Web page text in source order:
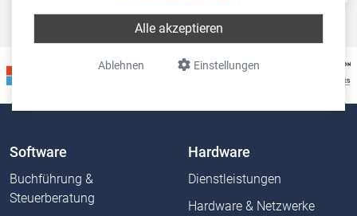
Einstellungen
Ablehnen
Alle akzeptieren
Software
Buchführung &
Steuerberatung
Hardware
Dienstleistungen
Hardware & Netzwerke